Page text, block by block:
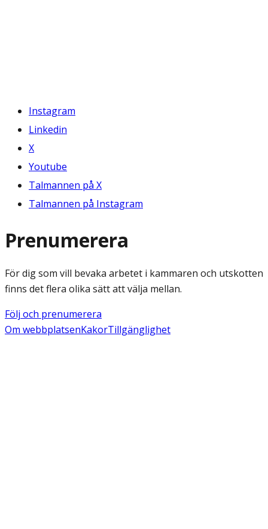
Instagram
Linkedin
X
Youtube
Talmannen på X
Talmannen på Instagram
Prenumerera
För dig som vill bevaka arbetet i kammaren och utskotten
finns det flera olika sätt att välja mellan.
Följ och prenumerera
Om webbplatsenKakorTillgänglighet